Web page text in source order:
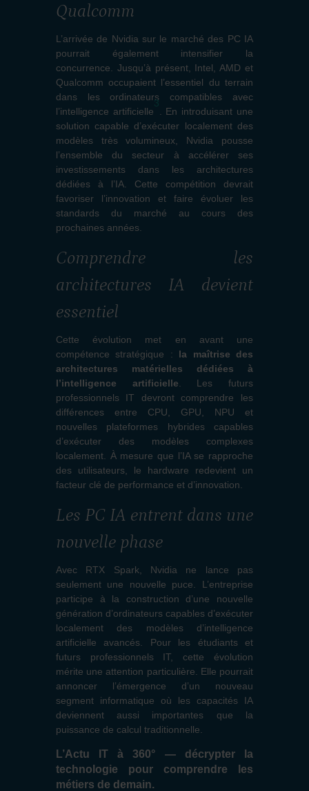
Qualcomm
L’arrivée de Nvidia sur le marché des PC IA
pourrait également intensifier la
concurrence. Jusqu’à présent, Intel, AMD et
Qualcomm occupaient l’essentiel du terrain
dans les ordinateurs compatibles avec
l’intelligence artificielle
3
. En introduisant une
solution capable d’exécuter localement des
modèles très volumineux, Nvidia pousse
l’ensemble du secteur à accélérer ses
investissements dans les architectures
dédiées à l’IA. Cette compétition devrait
favoriser l’innovation et faire évoluer les
standards du marché au cours des
prochaines années.
Comprendre les
architectures IA devient
essentiel
Cette évolution met en avant une
compétence stratégique : la maîtrise des
architectures matérielles dédiées à
l’intelligence artificielle . Les futurs
professionnels IT devront comprendre les
différences entre CPU, GPU, NPU et
nouvelles plateformes hybrides capables
d’exécuter des modèles complexes
localement. À mesure que l’IA se rapproche
des utilisateurs, le hardware redevient un
facteur clé de performance et d’innovation.
Les PC IA entrent dans une
nouvelle phase
Avec RTX Spark, Nvidia ne lance pas
seulement une nouvelle puce. L’entreprise
participe à la construction d’une nouvelle
génération d’ordinateurs capables d’exécuter
localement des modèles d’intelligence
artificielle avancés. Pour les étudiants et
futurs professionnels IT, cette évolution
mérite une attention particulière. Elle pourrait
annoncer l’émergence d’un nouveau
segment informatique où les capacités IA
deviennent aussi importantes que la
puissance de calcul traditionnelle.
L’Actu IT à 360° — décrypter la
technologie pour comprendre les
métiers de demain.